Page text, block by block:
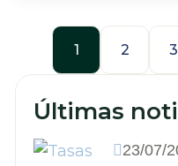
1 2 3
Últimas
23/07/